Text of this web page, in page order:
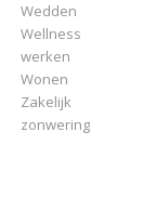
Wedden
Wellness
werken
Wonen
Zakelijk
zonwering